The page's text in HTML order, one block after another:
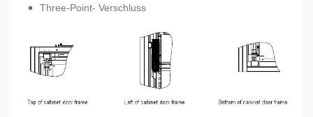
Three-Point- Verschluss